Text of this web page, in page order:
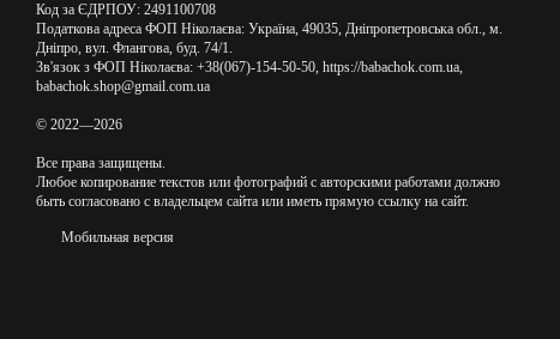
Код за ЄДРПОУ: 2491100708
Податкова адреса ФОП Ніколаєва: Україна, 49035, Дніпропетровська обл., м.
Дніпро, вул. Флангова, буд. 74/1.
Зв'язок з ФОП Ніколаєва: +38(067)-154-50-50, https://babachok.com.ua,
babachok.shop@gmail.com.ua
© 2022—2026
Все права защищены.
Любое копирование текстов или фотографий с авторскими работами должно
быть согласовано с владельцем сайта или иметь прямую ссылку на сайт.
Мобильная версия